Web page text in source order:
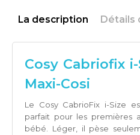
La description Détails
Cosy Cabriofix
Maxi-Cosi
Le Cosy CabrioFix i-Size
parfait pour les premières
bébé. Léger, il pèse